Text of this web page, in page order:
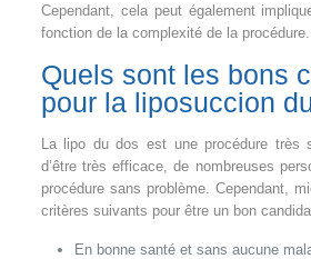
Cependant, cela peut également
fonction de la complexité de la procédure.
Quels sont les bons
pour la liposuccion
La lipo du dos est une procédure très
d’être très efficace, de nombreuses
procédure sans problème. Cependant,
critères suivants pour être un bon
En bonne santé et sans aucune